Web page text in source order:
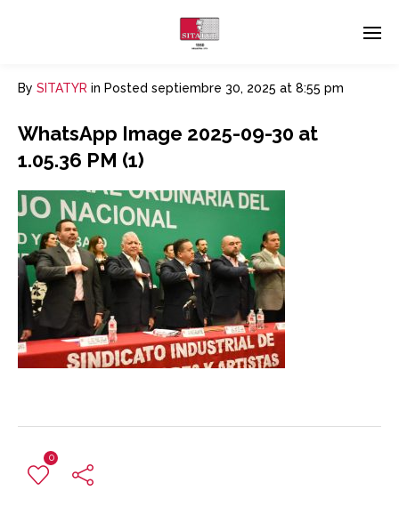
By SITATYR in Posted septiembre 30, 2025 at 8:55 pm
WhatsApp Image 2025-09-30 at
1.05.36 PM (1)
0